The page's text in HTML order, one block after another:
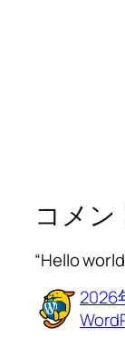
コメン
“Hello
2026